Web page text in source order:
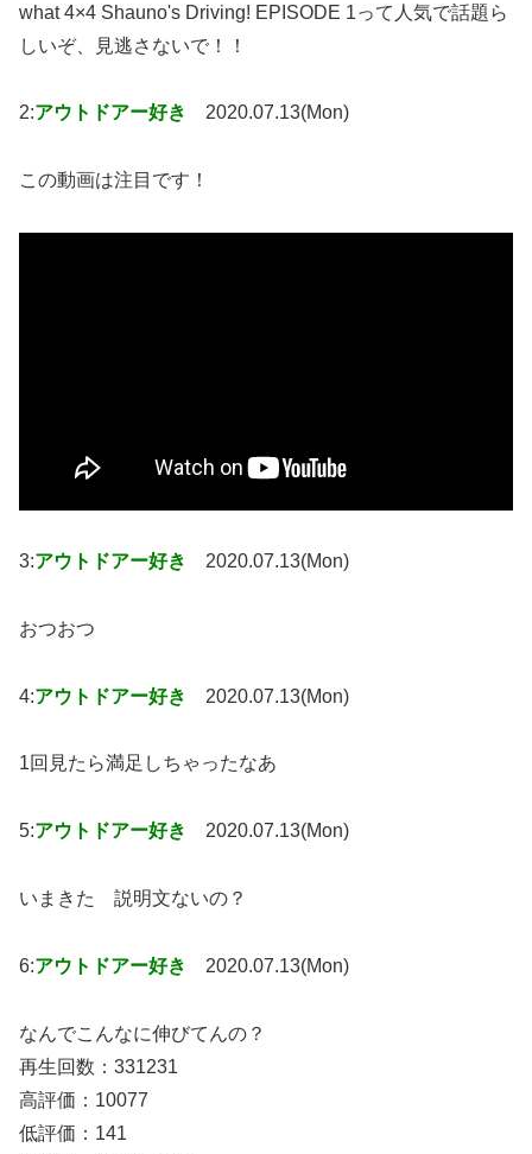
what 4×4 Shauno's Driving! EPISODE 1って人気で話題ら
しいぞ、見逃さないで！！
2:アウトドアー好き 2020.07.13(Mon)
この動画は注目です！
3:アウトドアー好き 2020.07.13(Mon)
おつおつ
4:アウトドアー好き 2020.07.13(Mon)
1回見たら満足しちゃったなあ
5:アウトドアー好き 2020.07.13(Mon)
いまきた 説明文ないの？
6:アウトドアー好き 2020.07.13(Mon)
なんでこんなに伸びてんの？
再生回数：331231
高評価：10077
低評価：141